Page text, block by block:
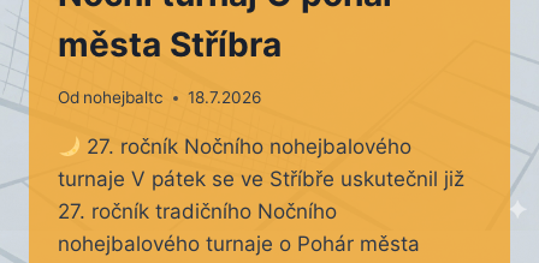
města Stříbra
Od nohejbaltc 18.7.2026
27. ročník Nočního nohejbalového
turnaje V pátek se ve Stříbře uskutečnil již
27. ročník tradičního Nočního
nohejbalového turnaje o Pohár města